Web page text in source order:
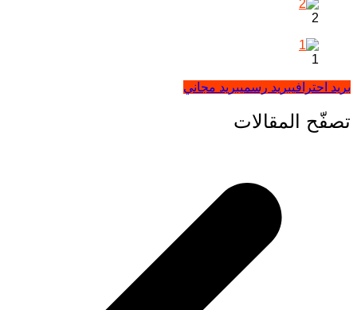
2
1
بريد احترافيبريد رسميبريد مجاني
تصفّح المقالات